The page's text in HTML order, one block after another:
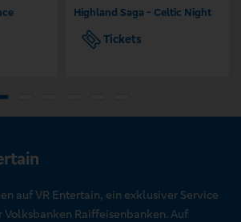
Highland Saga - Celtic Night
Tickets
auf VR Entertain, ein exklusiver Service
Raiffeisenbanken. Auf